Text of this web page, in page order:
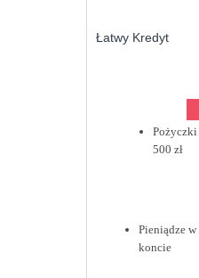
Łatwy Kredyt
Pożyczki
500 zł
Pieniądze
koncie